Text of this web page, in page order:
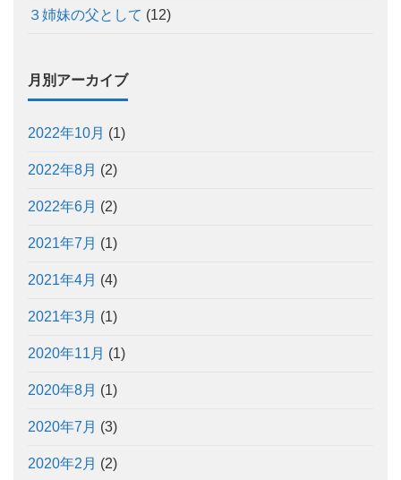
３姉妹の父として (12)
月別アーカイブ
2022年10月 (1)
2022年8月 (2)
2022年6月 (2)
2021年7月 (1)
2021年4月 (4)
2021年3月 (1)
2020年11月 (1)
2020年8月 (1)
2020年7月 (3)
2020年2月 (2)